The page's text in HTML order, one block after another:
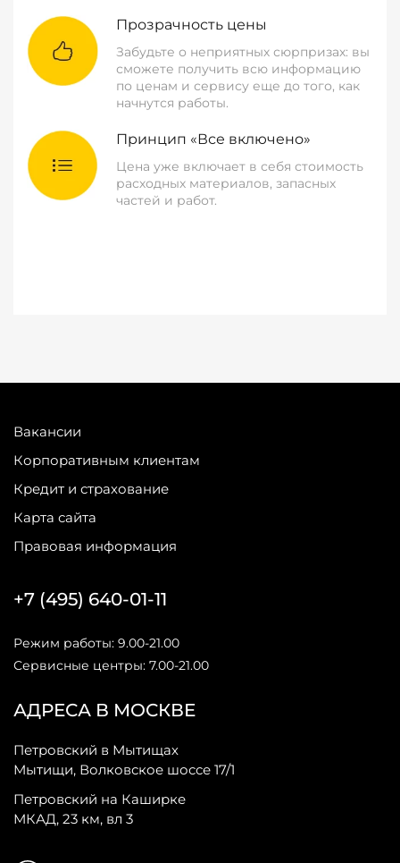
Прозрачность цены
Забудьте о неприятных сюрпризах: вы
сможете получить всю информацию
по ценам и сервису еще до того, как
начнутся работы.
Принцип «Все включено»
Цена уже включает в себя стоимость
расходных материалов, запасных
частей и работ.
Вакансии
Корпоративным клиентам
Кредит и страхование
Карта сайта
Правовая информация
АДРЕСА В МОСКВЕ
Петровский в Мытищах
Мытищи, Волковское шоссе 17/1
Петровский на Каширке
МКАД, 23 км, вл 3
+7 (495) 640-01-11
Режим работы: 9.00-21.00
Сервисные центры: 7.00-21.00